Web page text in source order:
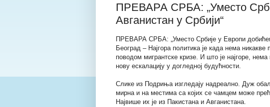
ПРЕВАРА СРБА: „Уместо
Авганистан у Србији“
ПРЕВАРА СРБА: „Уместо Србије у Европи
Београд – Најгора политика је када нема
поводом мигрантске кризе. И што је најгоре,
нову ескалацију у догледној будућности.
Слике из Подриња изгледају надреално. Дуж
мирна и на местима са којих се чамцем може
Највише их је из Пакистана и Авганистана.